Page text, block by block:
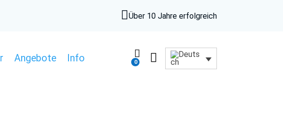
Über 10 Jahre erfolgreich
Angebote Info 
0 